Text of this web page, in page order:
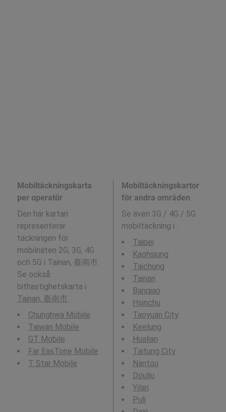
Mobiltäckningskarta
per operatör
Den här kartan
representerar
täckningen för
mobilnäten 2G, 3G, 4G
och 5G i Tainan, 臺南市.
Se också:
bithastighetskarta i
Tainan, 臺南市.
Chunghwa Mobile
Taiwan Mobile
GT Mobile
Far EasTone Mobile
T Star Mobile
Mobiltäckningskartor
för andra områden
Se även 3G / 4G / 5G
mobiltäckning i :
Taipei
Kaohsiung
Taichung
Tainan
Banqiao
Hsinchu
Taoyuan City
Keelung
Hualian
Taitung City
Nantou
Douliu
Yilan
Puli